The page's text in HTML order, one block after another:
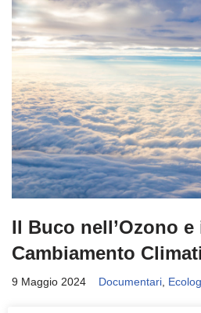
Il Buco nell’Ozono e
Cambiamento
9 Maggio 2024 Documentari,